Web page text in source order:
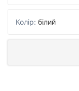
Колір: білий